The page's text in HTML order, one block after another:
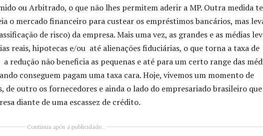
ou Arbitrado, o que não lhes permitem aderir a MP. Outra medida
o mercado financeiro para custear os empréstimos bancários, mas
de risco) da empresa. Mais uma vez, as grandes e as médias
reais, hipotecas e/ou até alienações fiduciárias, o que torna a taxa de
redução não beneficia as pequenas e até para um certo range das
conseguem pagam uma taxa cara. Hoje, vivemos um momento de
de outro os fornecedores e ainda o lado do empresariado brasileiro que
diante de uma escassez de crédito.
Continua após a publicidade..